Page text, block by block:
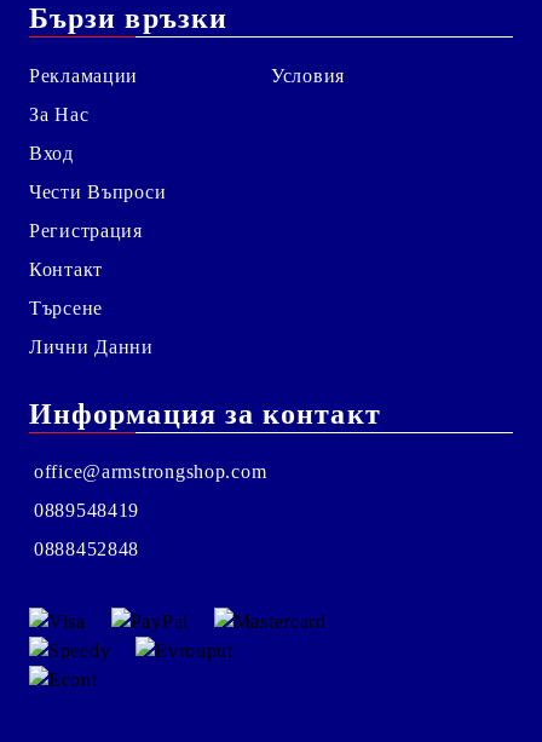
Бързи връзки
Рекламации
За Нас
Вход
Чести Въпроси
Регистрация
Контакт
Търсене
Лични Данни
Условия
Информация за контакт
office@armstrongshop.com
0889548419
0888452848